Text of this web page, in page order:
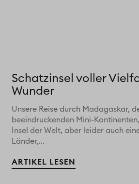
Schatzinsel voller
Wunder
Unsere Reise durch Madagaskar,
beeindruckenden Mini-
Insel der Welt, aber leider auch
Länder,...
ARTIKEL LESEN